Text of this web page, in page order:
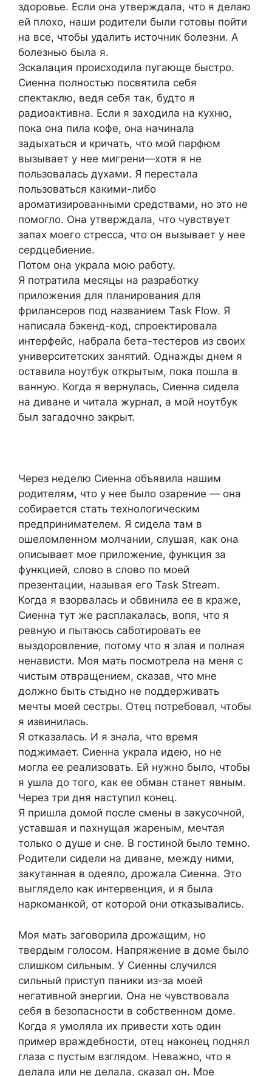
здоровье. Если она утверждала, что я делаю
ей плохо, наши родители были готовы пойти
на все, чтобы удалить источник болезни. А
болезнью была я.
Эскалация происходила пугающе быстро.
Сиенна полностью посвятила себя
спектаклю, ведя себя так, будто я
радиоактивна. Если я заходила на кухню,
пока она пила кофе, она начинала
задыхаться и кричать, что мой парфюм
вызывает у нее мигрени—хотя я не
пользовалась духами. Я перестала
пользоваться какими-либо
ароматизированными средствами, но это не
помогло. Она утверждала, что чувствует
запах моего стресса, что он вызывает у нее
сердцебиение.
Потом она украла мою работу.
Я потратила месяцы на разработку
приложения для планирования для
фрилансеров под названием Task Flow. Я
написала бэкенд-код, спроектировала
интерфейс, набрала бета-тестеров из своих
университетских занятий. Однажды днем я
оставила ноутбук открытым, пока пошла в
ванную. Когда я вернулась, Сиенна сидела
на диване и читала журнал, а мой ноутбук
был загадочно закрыт.
Через неделю Сиенна объявила нашим
родителям, что у нее было озарение — она
собирается стать технологическим
предпринимателем. Я сидела там в
ошеломленном молчании, слушая, как она
описывает мое приложение, функция за
функцией, слово в слово по моей
презентации, называя его Task Stream.
Когда я взорвалась и обвинила ее в краже,
Сиенна тут же расплакалась, вопя, что я
ревную и пытаюсь саботировать ее
выздоровление, потому что я злая и полная
ненависти. Моя мать посмотрела на меня с
чистым отвращением, сказав, что мне
должно быть стыдно не поддерживать
мечты моей сестры. Отец потребовал, чтобы
я извинилась.
Я отказалась. И я знала, что время
поджимает. Сиенна украла идею, но не
могла ее реализовать. Ей нужно было, чтобы
я ушла до того, как ее обман станет явным.
Через три дня наступил конец.
Я пришла домой после смены в закусочной,
уставшая и пахнущая жареным, мечтая
только о душе и сне. В гостиной было темно.
Родители сидели на диване, между ними,
закутанная в одеяло, дрожала Сиенна. Это
выглядело как интервенция, и я была
наркоманкой, от которой они отказывались.
Моя мать заговорила дрожащим, но
твердым голосом. Напряжение в доме было
слишком сильным. У Сиенны случился
сильный приступ паники из-за моей
негативной энергии. Она не чувствовала
себя в безопасности в собственном доме.
Когда я умоляла их привести хоть один
пример враждебности, отец наконец поднял
глаза с пустым взглядом. Неважно, что я
делала или не делала, сказал он. Мое